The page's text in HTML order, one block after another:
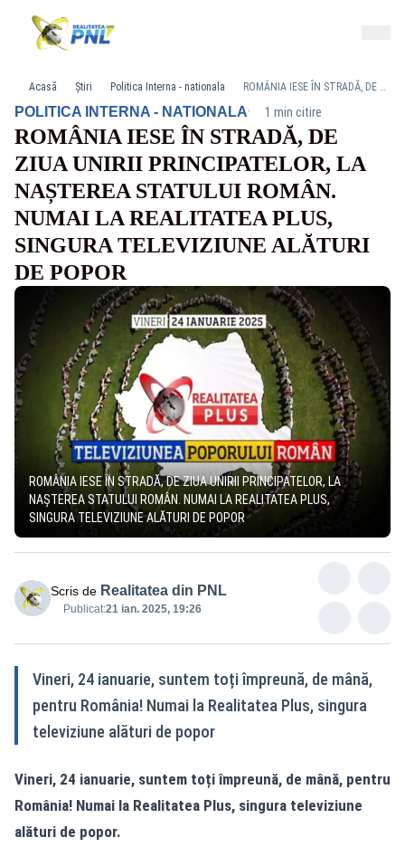
Acasă Știri Politica Interna - nationala ROMÂNIA IESE ÎN STRADĂ, DE ZIUA UNIRII PRINCIPATELOR, LA NAȘTEREA STATULUI ROMÂN. NUMAI LA REALITATEA PLUS, SINGURA TELEVIZIUNE ALĂTURI DE POPOR
POLITICA INTERNA - NATIONALA· 1 min citire
ROMÂNIA IESE ÎN STRADĂ, DE
ZIUA UNIRII PRINCIPATELOR, LA
NAȘTEREA STATULUI ROMÂN.
NUMAI LA REALITATEA PLUS,
SINGURA TELEVIZIUNE ALĂTURI
DE POPOR
ROMÂNIA IESE ÎN STRADĂ, DE ZIUA UNIRII PRINCIPATELOR, LA
NAȘTEREA STATULUI ROMÂN. NUMAI LA REALITATEA PLUS,
SINGURA TELEVIZIUNE ALĂTURI DE POPOR
Scris de Realitatea din PNL
Publicat:21 ian. 2025, 19:26
Vineri, 24 ianuarie, suntem toți împreună, de mână,
pentru România! Numai la Realitatea Plus, singura
televiziune alături de popor
Vineri, 24 ianuarie, suntem toți împreună, de mână, pentru
România! Numai la Realitatea Plus, singura televiziune
alături de popor.